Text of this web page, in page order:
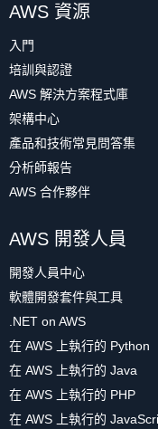
AWS 資源
入門
培訓與認證
AWS 解決方案程式庫
架構中心
產品和技術常見問答集
分析師報告
AWS 合作夥伴
AWS 開發人員
開發人員中心
軟體開發套件與工具
.NET on AWS
在 AWS 上執行的 Python
在 AWS 上執行的 Java
在 AWS 上執行的 PHP
在 AWS 上執行的